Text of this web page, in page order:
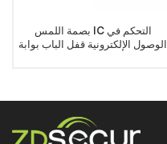
بصمة اللمس IC التحكم في
الوصول الإلكترونية قفل الباب بوابة